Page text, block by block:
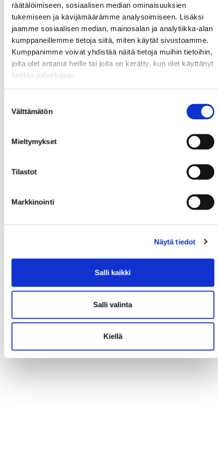
räätälöimiseen, sosiaalisen median ominaisuuksien
tukemiseen ja kävijämäärämme analysoimiseen. Lisäksi
jaamme sosiaalisen median, mainosalan ja analytiikka-alan
kumppaneillemme tietoja siitä, miten käytät sivustoamme.
Kumppanimme voivat yhdistää näitä tietoja muihin tietoihin,
joita olet antanut heille tai joita on kerätty, kun olet käyttänyt
heidän palvelujaan.
valinta
Välttämätön
Mieltymykset
Tilastot
Markkinointi
Näytä tiedot
Salli kaikki
Salli valinta
Kiellä